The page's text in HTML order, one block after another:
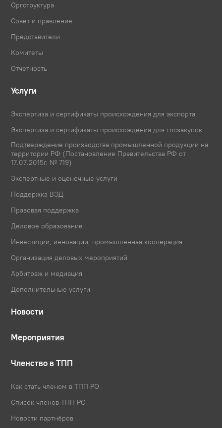
Оргструктура
Совет и правление
Представители
Комитеты
Отчетность
Услуги
Экспертиза и сертификаты происхождения для экспорта
Экспертиза и сертификаты происхождения для госзакупок
Подтверждение производства промышленной продукции на
территории РФ (Постановление Правительства РФ от
17.07.2015г. № 719)
Экспертные и оценочные услуги
Поддержка ВЭД
Правовая поддержка
Деловое образование
Инвестиции, инновации, промышленная кооперация
Организация деловых мероприятий
Арбитраж и медиация
Дополнительные услуги
Новости
Мероприятия
Членство в ТПП
Как стать членом в ТПП РО
Список членов ТПП РО
Новости партнёров